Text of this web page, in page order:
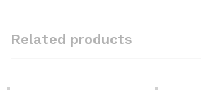
Related products